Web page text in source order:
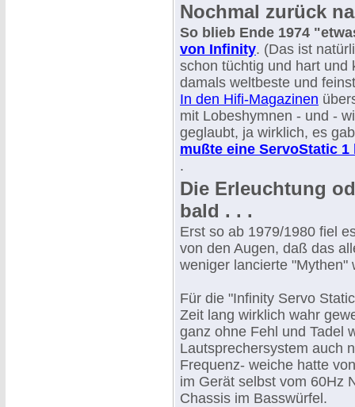
Nochmal zurück
So blieb Ende 1974
von Infinity. (Das ist
schon tüchtig und hart und
damals weltbeste und
In den Hifi-Magazinen
mit Lobeshymnen - und -
geglaubt, ja wirklich, es
mußte eine ServoStatic 1
.
Die Erleuchtung
bald . . .
Erst so ab 1979/1980 fiel
von den Augen, daß das
weniger lancierte "Mythen"
Für die "Infinity Servo
Zeit lang wirklich wahr
ganz ohne Fehl und Tadel
Lautsprechersystem auch
Frequenz- weiche hatte
im Gerät selbst vom 60Hz
Chassis im Basswürfel.